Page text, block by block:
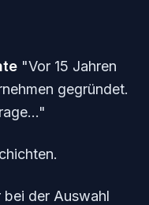
"Vor 15 Jahren
gegründet.
bei der Auswahl